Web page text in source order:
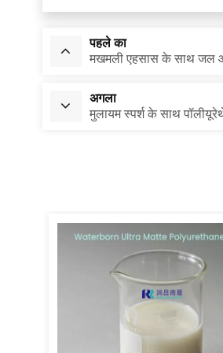
पहले का
मखमली एहसास के साथ जल
अगला
मुलायम स्पर्श के साथ